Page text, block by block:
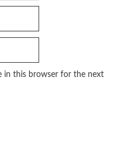
in this browser for the next